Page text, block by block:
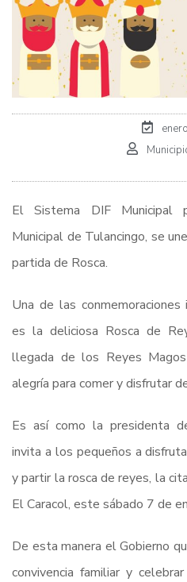
El Sistema DIF Municipal
Municipal de Tulancingo, se
partida de Rosca.
Una de las
es la deliciosa Rosca de
llegada de los Reyes
alegría para comer y disfrutar
Es así como la presidenta
invita a los pequeños a
y partir la rosca de reyes, la
El Caracol, este sábado 7 de
De esta manera el Gobierno
convivencia familiar y